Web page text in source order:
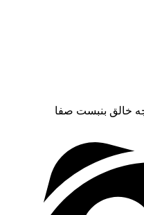
خالق بنبست صفا